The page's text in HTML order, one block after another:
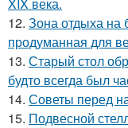
12. Зона отдыха на
продуманная для
13. Старый стол
будто всегда был
14. Советы перед
15. Подвесной